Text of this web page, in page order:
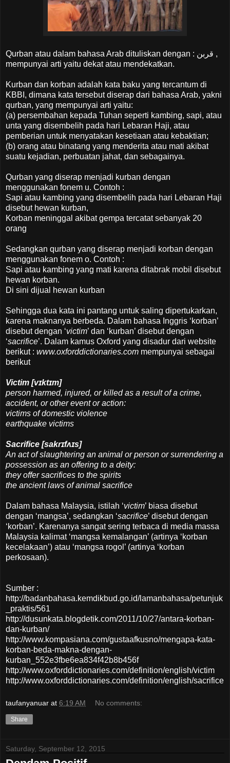
Qurban atau dalam bahasa Arab dituliskan dengan : قربن ,
mempunyai arti yaitu dekat atau mendekatkan.
Kurban dan korban adalah kata baku yang tercantum di
KBBI, dimana kata tersebut diserap dari bahasa Arab, yakni
qurban, yang mempunyai arti yaitu:
(a) persembahan kepada Tuhan seperti kambing, sapi, atau
unta yang disembelih pada hari Lebaran Haji, atau
pemberian untuk menyatakan kesetiaan atau kebaktian;
(b) orang atau binatang yang menderita atau mati akibat
suatu kejadian, perbuatan jahat, dan sebagainya.
Qurban yang diserap menjadi kurban dengan
menggunakan fonem u. Contoh :
Sapi atau kambing yang disembelih pada hari Lebaran Haji
disebut hewan kurban,
Korban meninggal akibat gempa tercatat sebanyak 20
orang
Sedangkan qurban yang diserap menjadi korban dengan
menggunakan fonem o. Contoh :
Sapi atau kambing yang mati karena ditabrak mobil disebut
hewan korban.
Di sini dijual hewan kurban
Sehingga dua kata ini pantang untuk saling dipertukarkan,
karena maknanya berbeda. Dalam bahasa Inggris ‘korban’
disebut dengan ‘victim’ dan ‘kurban’ disebut dengan
‘sacrifice’. Dalam kamus Oxford yang disadur dari website
berikut : www.oxforddictionaries.com mempunyai sebagai
berikut
Victim [vɪktɪm]
person harmed, injured, or killed as a result of a crime,
accident, or other event or action:
victims of domestic violence
earthquake victims
Sacrifice [sakrɪfʌɪs]
An act of slaughtering an animal or person or surrendering a
possession as an offering to a deity:
they offer sacrifices to the spirits
the ancient laws of animal sacrifice
Dalam bahasa Malaysia, istilah ‘victim’ biasa disebut
dengan ‘mangsa’, sedangkan ‘sacrifice’ disebut dengan
‘korban’. Karenanya sangat sering terbaca di media massa
Malaysia kalimat ‘mangsa kemalangan’ (artinya ‘korban
kecelakaan’) atau ‘mangsa rogol’ (artinya ‘korban
perkosaan).
Sumber :
http://badanbahasa.kemdikbud.go.id/lamanbahasa/petunjuk
_praktis/561
http://dusunkata.blogdetik.com/2011/10/27/antara-korban-
dan-kurban/
http://www.kompasiana.com/gustaafkusno/mengapa-kata-
korban-beda-makna-dengan-
kurban_552e3fbe6ea834f42b8b456f
http://www.oxforddictionaries.com/definition/english/victim
http://www.oxforddictionaries.com/definition/english/sacrifice
taufanyanuar at 6:19 AM No comments:
Share
Saturday, September 12, 2015